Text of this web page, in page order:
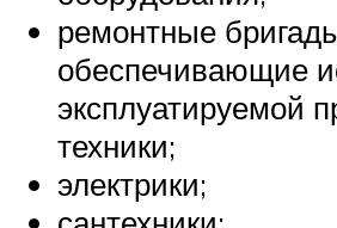
ремонтные
обеспечивающие
эксплуатируемой
техники;
электрики;